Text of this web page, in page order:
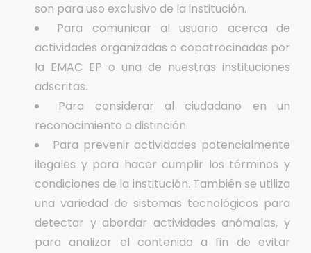
son para uso exclusivo de la institución.
Para comunicar al usuario acerca de
actividades organizadas o copatrocinadas por
la EMAC EP o una de nuestras instituciones
adscritas.
Para considerar al ciudadano en un
reconocimiento o distinción.
Para prevenir actividades potencialmente
ilegales y para hacer cumplir los términos y
condiciones de la institución. También se utiliza
una variedad de sistemas tecnológicos para
detectar y abordar actividades anómalas, y
para analizar el contenido a fin de evitar